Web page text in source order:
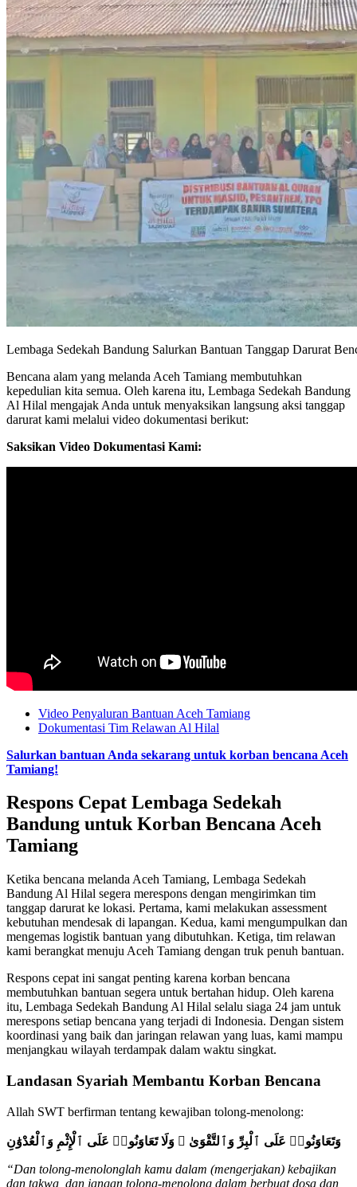
Lembaga Sedekah Bandung Salurkan Bantuan Tanggap Darurat
Bencana alam yang melanda Aceh Tamiang membutuhkan
kepedulian kita semua. Oleh karena itu, Lembaga Sedekah Bandung
Al Hilal mengajak Anda untuk menyaksikan langsung aksi tanggap
darurat kami melalui video dokumentasi berikut:
Saksikan Video Dokumentasi Kami:
Video Penyaluran Bantuan Aceh Tamiang
Dokumentasi Tim Relawan Al Hilal
Salurkan bantuan Anda sekarang untuk korban bencana Aceh
Tamiang!
Respons Cepat Lembaga Sedekah
Bandung untuk Korban Bencana Aceh
Tamiang
Ketika bencana melanda Aceh Tamiang, Lembaga Sedekah
Bandung Al Hilal segera merespons dengan mengirimkan tim
tanggap darurat ke lokasi. Pertama, kami melakukan assessment
kebutuhan mendesak di lapangan. Kedua, kami mengumpulkan dan
mengemas logistik bantuan yang dibutuhkan. Ketiga, tim relawan
kami berangkat menuju Aceh Tamiang dengan truk penuh bantuan.
Respons cepat ini sangat penting karena korban bencana
membutuhkan bantuan segera untuk bertahan hidup. Oleh karena
itu, Lembaga Sedekah Bandung Al Hilal selalu siaga 24 jam untuk
merespons setiap bencana yang terjadi di Indonesia. Dengan sistem
koordinasi yang baik dan jaringan relawan yang luas, kami mampu
menjangkau wilayah terdampak dalam waktu singkat.
Landasan Syariah Membantu Korban Bencana
Allah SWT berfirman tentang kewajiban tolong-menolong:
وَتَعَاوَنُوا۟ عَلَى ٱلْبِرِّ وَٱلتَّقْوَىٰ ۖ وَلَا تَعَاوَنُوا۟ عَلَى ٱلْإِثْمِ وَٱلْعُدْوَٰنِ
“Dan tolong-menolonglah kamu dalam (mengerjakan) kebajikan
dan takwa, dan jangan tolong-menolong dalam berbuat dosa dan